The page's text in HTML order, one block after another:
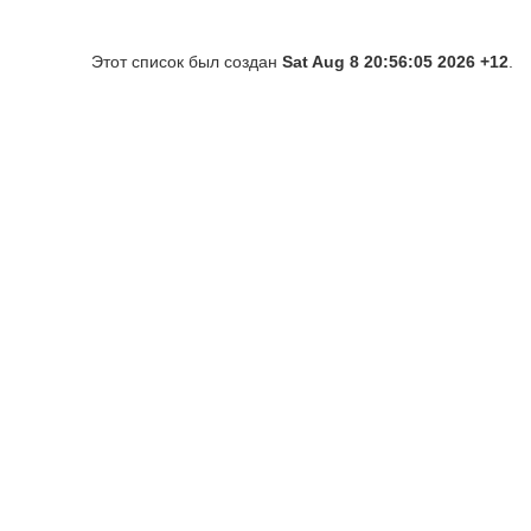
Этот список был создан Sat Aug 8 20:56:05 2026 +12